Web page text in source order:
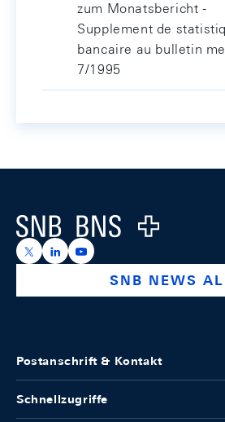
zum Monatsbericht -
Supplement de
bancaire au bulletin
7/1995
Logo
https://x.com/snb_bns
https://ch.linkedin.com/
https://
SNB NEWS
Postanschrift & Kontakt
Schnellzugriffe